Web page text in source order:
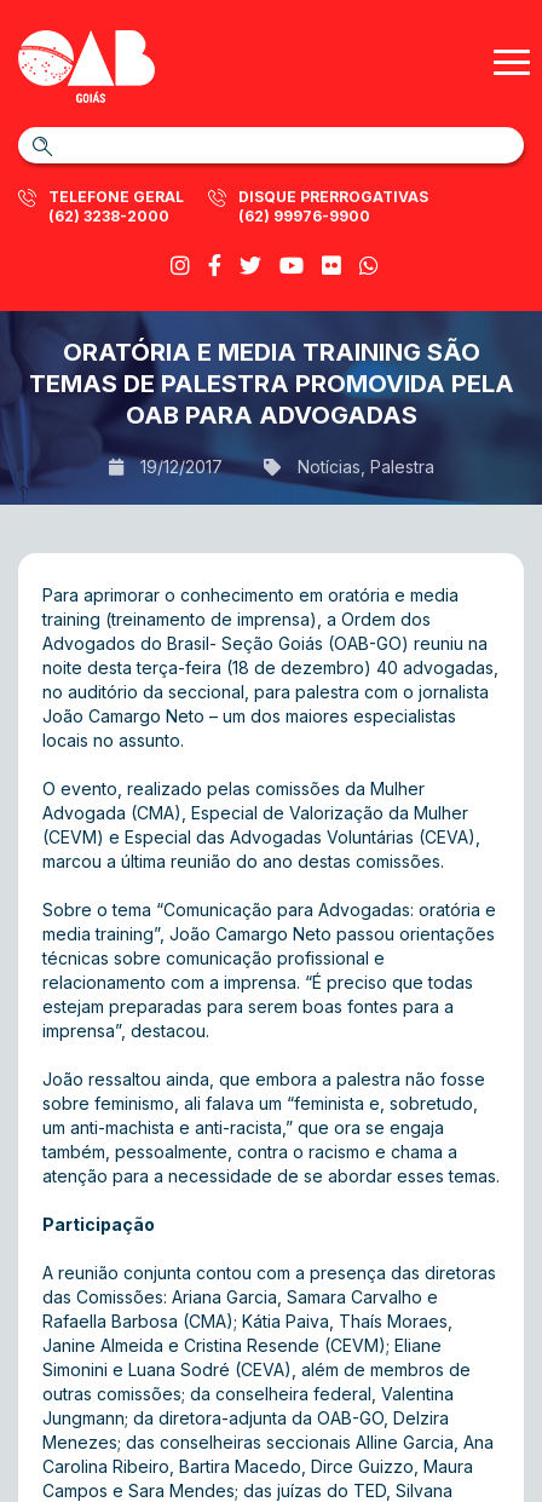
TELEFONE GERAL
(62) 3238-2000
DISQUE PRERROGATIVAS
(62) 99976-9900
ORATÓRIA E MEDIA TRAINING SÃO
TEMAS DE PALESTRA PROMOVIDA PELA
OAB PARA ADVOGADAS
19/12/2017 Notícias Palestra
Para aprimorar o conhecimento em oratória e media
training (treinamento de imprensa), a Ordem dos
Advogados do Brasil- Seção Goiás (OAB-GO) reuniu na
noite desta terça-feira (18 de dezembro) 40 advogadas,
no auditório da seccional, para palestra com o jornalista
João Camargo Neto – um dos maiores especialistas
locais no assunto.
O evento, realizado pelas comissões da Mulher
Advogada (CMA), Especial de Valorização da Mulher
(CEVM) e Especial das Advogadas Voluntárias (CEVA),
marcou a última reunião do ano destas comissões.
Sobre o tema “Comunicação para Advogadas: oratória e
media training”, João Camargo Neto passou orientações
técnicas sobre comunicação profissional e
relacionamento com a imprensa. “É preciso que todas
estejam preparadas para serem boas fontes para a
imprensa”, destacou.
João ressaltou ainda, que embora a palestra não fosse
sobre feminismo, ali falava um “feminista e, sobretudo,
um anti-machista e anti-racista,” que ora se engaja
também, pessoalmente, contra o racismo e chama a
atenção para a necessidade de se abordar esses temas.
Participação
A reunião conjunta contou com a presença das diretoras
das Comissões: Ariana Garcia, Samara Carvalho e
Rafaella Barbosa (CMA); Kátia Paiva, Thaís Moraes,
Janine Almeida e Cristina Resende (CEVM); Eliane
Simonini e Luana Sodré (CEVA), além de membros de
outras comissões; da conselheira federal, Valentina
Jungmann; da diretora-adjunta da OAB-GO, Delzira
Menezes; das conselheiras seccionais Alline Garcia, Ana
Carolina Ribeiro, Bartira Macedo, Dirce Guizzo, Maura
Campos e Sara Mendes; das juízas do TED, Silvana